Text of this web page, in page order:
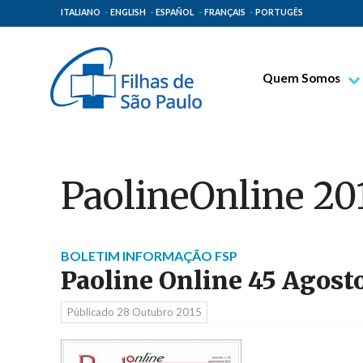
ITALIANO ENGLISH ESPAÑOL FRANÇAIS PORTUGÊS
Quem Somos
Missão Paulinas
Família Paulina
PaolineOnline
BOLETIM INFORMAÇÃO FSP
Paoline Online 45
Públicado 28 Outubro 2015